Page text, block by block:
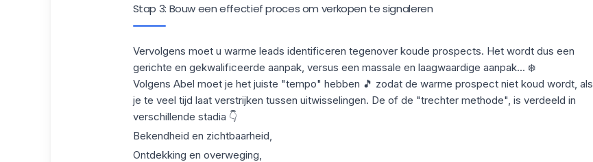
Stap 3: Bouw een effectief proces om verkopen te signaleren
Vervolgens moet u warme leads identificeren tegenover koude prospects. Het wordt dus een
gerichte en gekwalificeerde aanpak, versus een massale en laagwaardige aanpak... ❄️
Volgens Abel moet je het juiste "tempo" hebben 🎵 zodat de warme prospect niet koud wordt, als
je te veel tijd laat verstrijken tussen uitwisselingen. De of de "trechter methode", is verdeeld in
verschillende stadia 👇
Bekendheid en zichtbaarheid,
Ontdekking en overweging,